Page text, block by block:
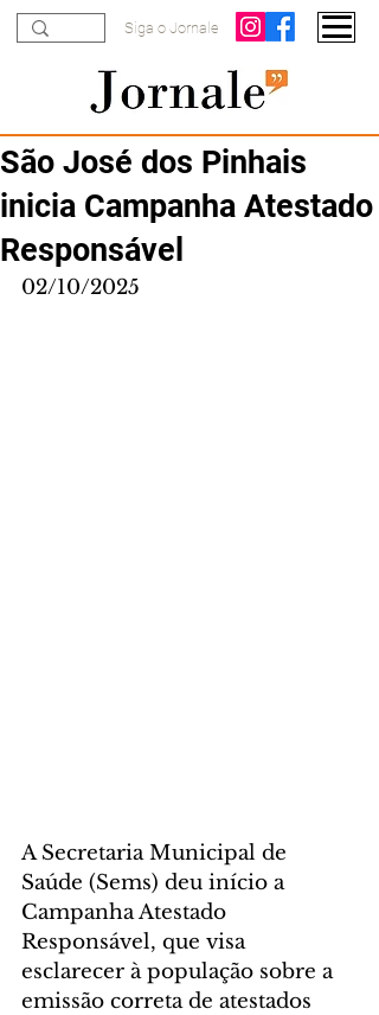
Siga o Jornale
São José dos Pinhais
inicia Campanha Atestado
Responsável
02/10/2025
A Secretaria Municipal de
Saúde (Sems) deu início a
Campanha Atestado
Responsável, que visa
esclarecer à população sobre a
emissão correta de atestados